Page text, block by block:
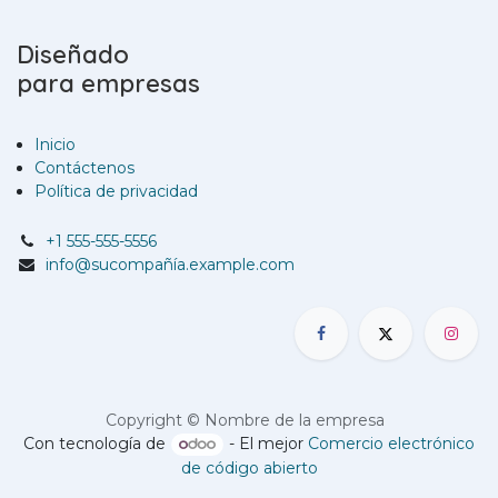
Diseñado
para empresas
Inicio
Contáctenos
Política de privacidad
+1 555-555-5556
info@sucompañía.example.com
Copyright © Nombre de la empresa
Con tecnología de
- El mejor Comercio electrónico
de código abierto